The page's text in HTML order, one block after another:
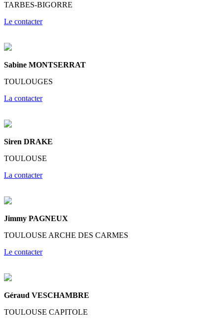
TARBES-BIGORRE
Le contacter
Sabine MONTSERRAT
TOULOUGES
La contacter
Siren DRAKE
TOULOUSE
La contacter
Jimmy PAGNEUX
TOULOUSE ARCHE DES CARMES
Le contacter
Géraud VESCHAMBRE
TOULOUSE CAPITOLE